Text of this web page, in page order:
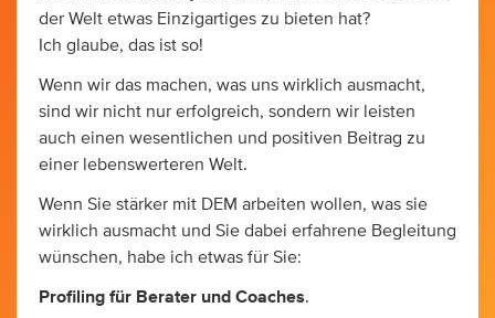
der Welt etwas Einzigartiges zu bieten hat?
Ich glaube, das ist so!
Wenn wir das machen, was uns wirklich ausmacht,
sind wir nicht nur erfolgreich, sondern wir leisten
auch einen wesentlichen und positiven Beitrag zu
einer lebenswerteren Welt.
Wenn Sie stärker mit DEM arbeiten wollen, was sie
wirklich ausmacht und Sie dabei erfahrene Begleitung
wünschen, habe ich etwas für Sie:
Profiling für Berater und Coaches.